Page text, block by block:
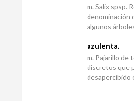
m. Salix spsp.
denominación
algunos
azulenta.
m. Pajarillo de
discretos que
desapercibido